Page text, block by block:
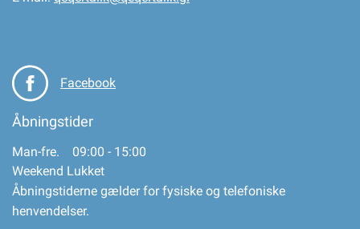
Facebook
Åbningstider
Man-fre. 09:00 - 15:00
Weekend Lukket
Åbningstiderne gælder for fysiske og telefoniske
henvendelser.